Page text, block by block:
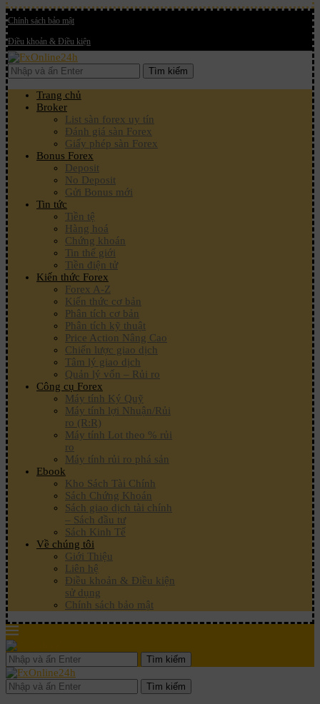
Chính sách bảo mật
Điều khoản & Điều kiện
Tìm kiếm
Trang chủ
Broker
List sàn forex uy tín
Đánh giá sàn Forex
Giấy phép sàn Forex
Bonus Forex
Deposit
No Deposit
Gửi Bonus mới
Tin tức
Tiền tệ
Hàng hoá
Chứng khoán
Tin thế giới
Tiền điện tử
Kiến thức Forex
Forex A-Z
Kiến thức cơ bản
Phân tích cơ bản
Phân tích kỹ thuật
Price Action Nâng Cao
Chiến lược giao dịch
Tâm lý giao dịch
Quản lý vốn – Rủi ro
Công cụ Forex
Máy tính Ký Quỹ
Máy tính lợi Nhuận/Rủi
ro (R:R)
Máy tính Lot theo % rủi
ro
Máy tính rủi ro phá sản
Ebook
Kho Sách Tài Chính
Sách Chứng Khoán
Sách giao dịch tài chính
– Sách đầu tư
Sách Kinh Tế
Về chúng tôi
Giới Thiệu
Liên hệ
Điều khoản & Điều kiện
sử dụng
Chính sách bảo mật
Tìm kiếm
Tìm kiếm